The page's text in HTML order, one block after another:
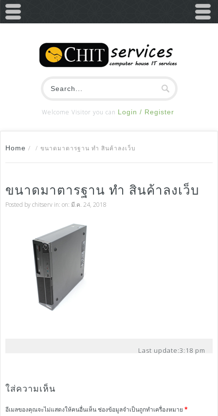
Welcome Visitor you can Login / Register
Home / / ขนาดมาตารฐาน ทำ สินค้าลงเว็บ
ขนาดมาตารฐาน ทำ สินค้าลงเว็บ
Posted bychitserv in: on: มี.ค. 24, 2018
Last update:3:18 pm
ใส่ความเห็น
อีเมลของคุณจะไม่แสดงให้คนอื่นเห็นช่องข้อมูลจำเป็นถูกทำเครื่องหมาย *